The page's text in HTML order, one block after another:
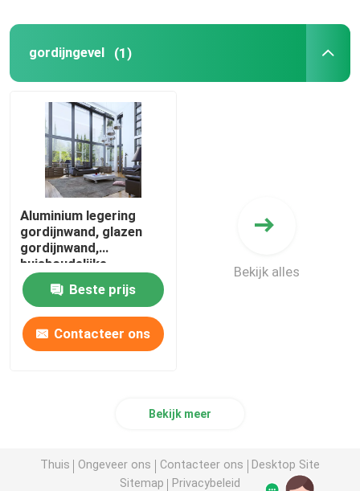
gordijngevel (1)
Aluminium legering
gordijnwand, glazen
gordijnwand,
huishoudelijke
gordijnwand,
technische
gordijnwand, high-end
gordijnwand
Beste prijs
Contacteer ons
Bekijk alles
Bekijk meer
Thuis Ongeveer ons Contacteer ons
Desktop Site
Sitemap
Privacybeleid